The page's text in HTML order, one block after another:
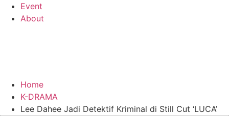
Event
About
Home
K-DRAMA
Lee Dahee Jadi Detektif Kriminal di Still Cut ‘LUCA’